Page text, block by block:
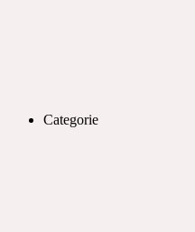
Categorie